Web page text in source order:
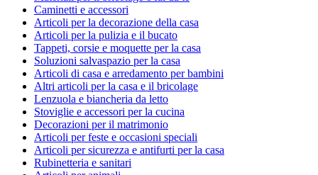
Caminetti e accessori
Articoli per la decorazione della casa
Articoli per la pulizia e il bucato
Tappeti, corsie e moquette per la casa
Soluzioni salvaspazio per la casa
Articoli di casa e arredamento per bambini
Altri articoli per la casa e il bricolage
Lenzuola e biancheria da letto
Stoviglie e accessori per la cucina
Decorazioni per il matrimonio
Articoli per feste e occasioni speciali
Articoli per sicurezza e antifurti per la casa
Rubinetteria e sanitari